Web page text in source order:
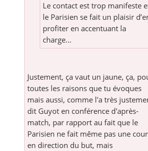
Le contact est trop manifeste
le Parisien se fait un plaisir
profiter en accentuant la
charge…
Justement, ça vaut un jaune, ça,
toutes les raisons que tu évoques
mais aussi, comme l'a très
dit Guyot en conférence d'après-
match, par rapport au fait que le
Parisien ne fait même pas une
en direction du but, mais